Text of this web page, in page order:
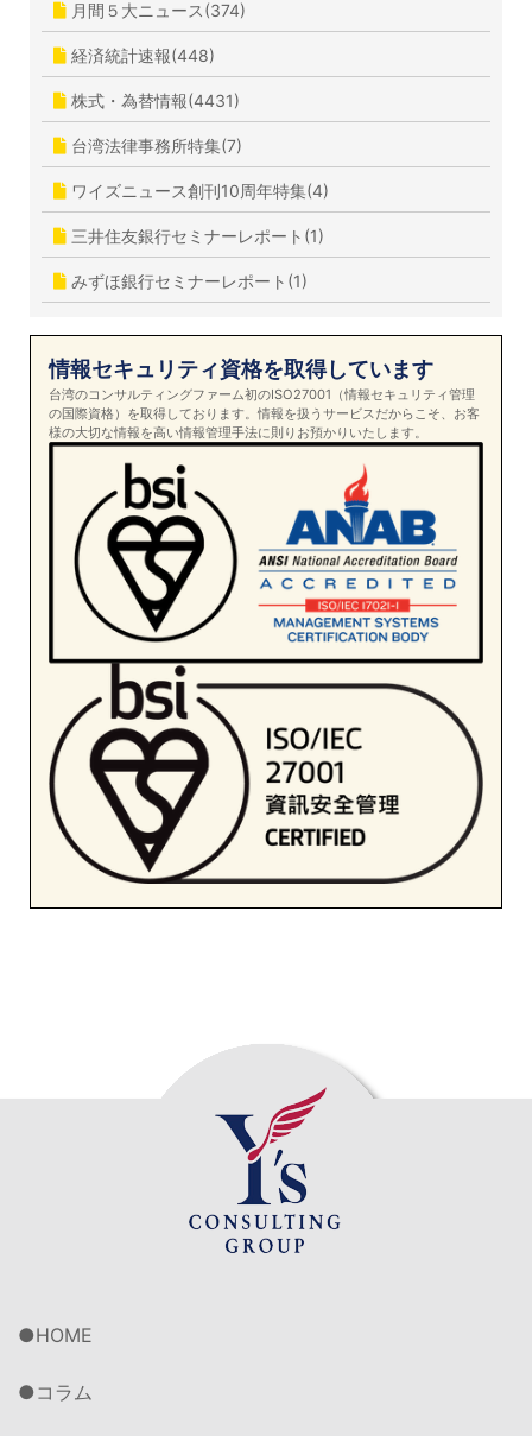
月間５大ニュース(374)
経済統計速報(448)
株式・為替情報(4431)
台湾法律事務所特集(7)
ワイズニュース創刊10周年特集(4)
三井住友銀行セミナーレポート(1)
みずほ銀行セミナーレポート(1)
情報セキュリティ資格を取得しています
台湾のコンサルティングファーム初のISO27001（情報セキュリティ管理
の国際資格）を取得しております。情報を扱うサービスだからこそ、お客
様の大切な情報を高い情報管理手法に則りお預かりいたします。
HOME
コラム